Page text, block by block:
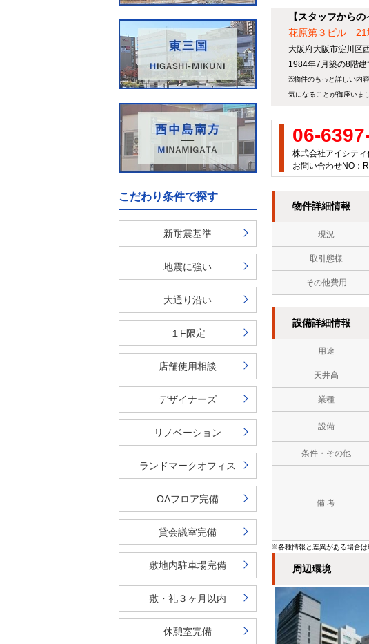
【スタッフから
花原第３ビル 21
大阪府大阪市淀川区
1984年7月築の8階建
※物件のもっと詳しい内
気になることが御座いま
06-
株式会社アイシティ
お問い合わせNO：
物件詳細情報
現況
取引態様
その他費用
設備詳細情報
用途
天井高
業種
設備
条件・その他
備 考
※各種情報と差異がある場合
周辺環境
こだわり条件で探す
新耐震基準
地震に強い
大通り沿い
１F限定
店舗使用相談
デザイナーズ
リノベーション
ランドマークオフィス
OAフロア完備
貸会議室完備
敷地内駐車場完備
敷・礼３ヶ月以内
休憩室完備